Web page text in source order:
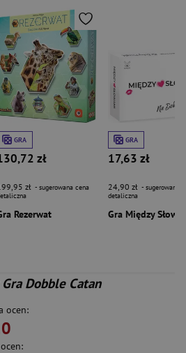
GRA
zł
zł - sugerowana cena
Rezerwat
GRA
17,63 zł
24,90 zł - sugerowana
detaliczna
Gra Dobble Catan
ocen: